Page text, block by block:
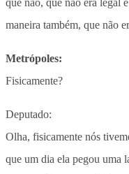
maneira também, que não
Metrópoles:
Fisicamente?
Deputado:
Olha, fisicamente nós
que um dia ela pegou uma